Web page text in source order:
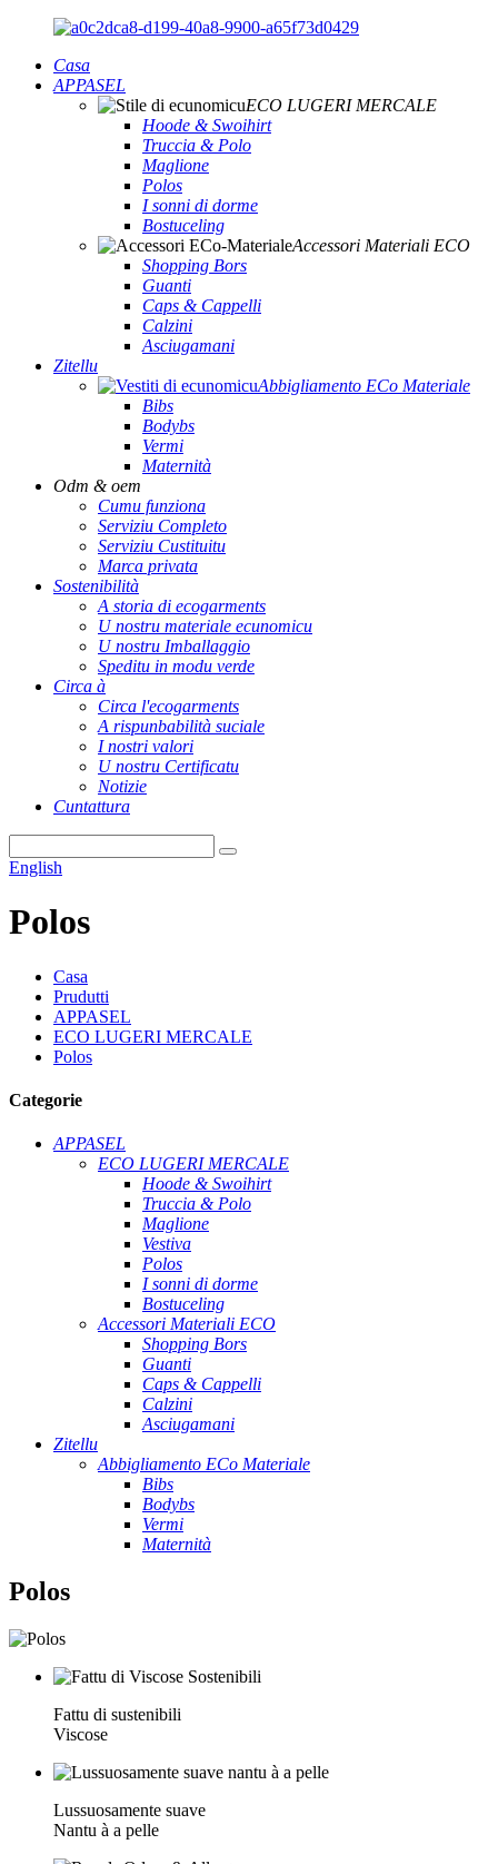
Casa
APPASEL
ECO LUGERI MERCALE
Hoode & Swoihirt
Truccia & Polo
Maglione
Polos
I sonni di dorme
Bostuceling
Accessori Materiali ECO
Shopping Bors
Guanti
Caps & Cappelli
Calzini
Asciugamani
Zitellu
Abbigliamento ECo Materiale
Bibs
Bodybs
Vermi
Maternità
Odm & oem
Cumu funziona
Serviziu Completo
Serviziu Custituitu
Marca privata
Sostenibilità
A storia di ecogarments
U nostru materiale ecunomicu
U nostru Imballaggio
Speditu in modu verde
Circa à
Circa l'ecogarments
A rispunbabilità suciale
I nostri valori
U nostru Certificatu
Notizie
Cuntattura
English
Polos
Casa
Prudutti
APPASEL
ECO LUGERI MERCALE
Polos
Categorie
APPASEL
ECO LUGERI MERCALE
Hoode & Swoihirt
Truccia & Polo
Maglione
Vestiva
Polos
I sonni di dorme
Bostuceling
Accessori Materiali ECO
Shopping Bors
Guanti
Caps & Cappelli
Calzini
Asciugamani
Zitellu
Abbigliamento ECo Materiale
Bibs
Bodybs
Vermi
Maternità
Polos
Fattu di sustenibili
Viscose
Lussuosamente suave
Nantu à a pelle